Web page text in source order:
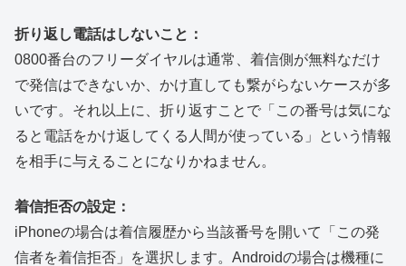
折り返し電話はしないこと：
0800番台のフリーダイヤルは通常、着信側が無料なだけ
で発信はできないか、かけ直しても繋がらないケースが多
いです。それ以上に、折り返すことで「この番号は気にな
ると電話をかけ返してくる人間が使っている」という情報
を相手に与えることになりかねません。
着信拒否の設定：
iPhoneの場合は着信履歴から当該番号を開いて「この発
信者を着信拒否」を選択します。Androidの場合は機種に